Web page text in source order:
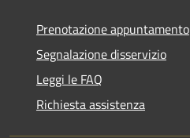
Prenotazione appuntamento
Segnalazione disservizio
Leggi le FAQ
Richiesta assistenza